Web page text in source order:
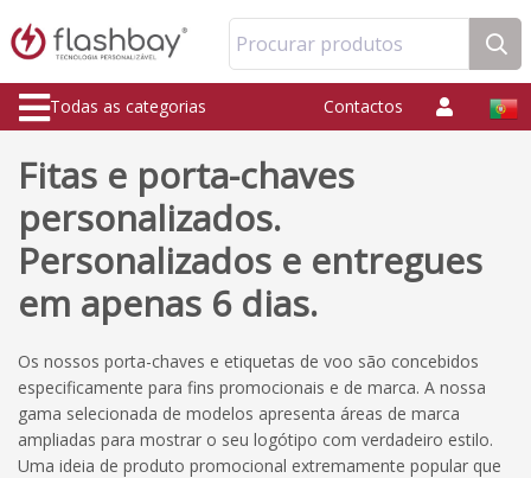
Procurar produtos
Todas as categorias Contactos
Fitas e porta-chaves
personalizados.
Personalizados e entregues
em apenas 6 dias.
Os nossos porta-chaves e etiquetas de voo são concebidos
especificamente para fins promocionais e de marca. A nossa
gama selecionada de modelos apresenta áreas de marca
ampliadas para mostrar o seu logótipo com verdadeiro estilo.
Uma ideia de produto promocional extremamente popular que